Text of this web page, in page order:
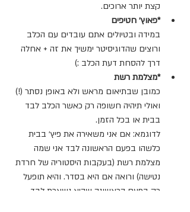
קצת יותר ארוכים.
*פאוץ׳ חטיפים
במידה ובטיולים אתם עובדים עם הכלב
ורוצים שהדוגיסיטר ימשיך את זה + אחלה
דרך להסחת דעת הכלב :)
*מצלמת רשת
כמובן שבתיאום מראש ולא באופן נסתר (!)
ואולי תיהיה חשופה רק כאשר הכלב לבד
בבית או בכל הזמן.
לדוגמא: אם אני משאירה את פיץ׳ בבית
כלשהו בפעם הראשונה לבד אני שמה
מצלמת רשת (בעקבות היסטוריה של חרדת
נטישה) ורואה אם היא בסדר. והיא תופעל
רק בפעם הראשונה שהיא נשארת לבד